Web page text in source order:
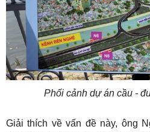
Phối cảnh dự án cầu -
Giải thích về vấn đề này, ông